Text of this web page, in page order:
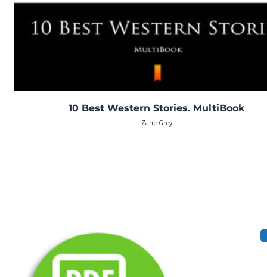
10 Best Western Stories. MultiBook
Zane Grey